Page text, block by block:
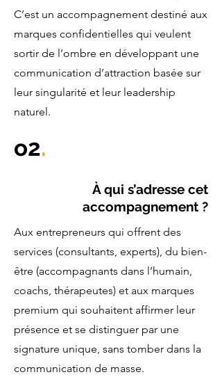
C’est un accompagnement destiné aux
marques confidentielles qui veulent
sortir de l’ombre en développant une
communication d’attraction basée sur
leur singularité et leur leadership
naturel.
o2.
À qui s’adresse cet
accompagnement ?
Aux entrepreneurs qui offrent des
services (consultants, experts), du bien-
être (accompagnants dans l’humain,
coachs, thérapeutes) et aux marques
premium qui souhaitent affirmer leur
présence et se distinguer par une
signature unique, sans tomber dans la
communication de masse.